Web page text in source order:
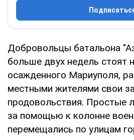
Добровольцы батальона
больше двух недель стоят
осажденного Мариуполя,
местными жителями свои
продовольствия. Простые
за помощью к колонне
перемещались по улицам